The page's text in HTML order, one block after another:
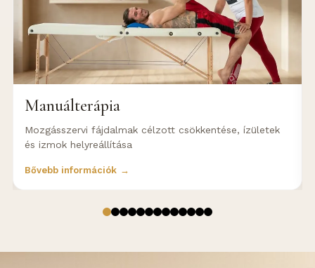
Manuálterápia
Mozgásszervi fájdalmak célzott csökkentése, ízületek
és izmok helyreállítása
Bővebb információk